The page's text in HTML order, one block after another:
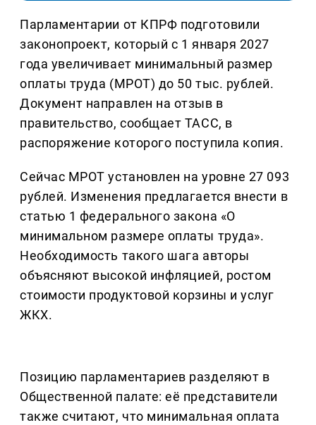
Парламентарии от КПРФ подготовили
законопроект, который с 1 января 2027
года увеличивает минимальный размер
оплаты труда (МРОТ) до 50 тыс. рублей.
Документ направлен на отзыв в
правительство, сообщает ТАСС, в
распоряжение которого поступила копия.
Сейчас МРОТ установлен на уровне 27 093
рублей. Изменения предлагается внести в
статью 1 федерального закона «О
минимальном размере оплаты труда».
Необходимость такого шага авторы
объясняют высокой инфляцией, ростом
стоимости продуктовой корзины и услуг
ЖКХ.
Позицию парламентариев разделяют в
Общественной палате: её представители
также считают, что минимальная оплата